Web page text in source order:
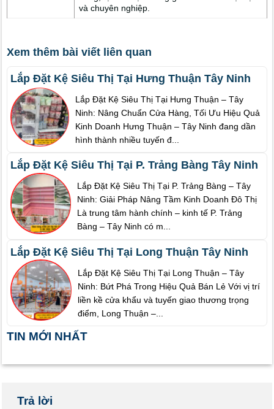
và chuyên nghiệp.
Xem thêm bài viết liên quan
Lắp Đặt Kệ Siêu Thị Tại Hưng Thuận Tây Ninh
Lắp Đặt Kệ Siêu Thị Tại Hưng Thuận – Tây
Ninh: Nâng Chuẩn Cửa Hàng, Tối Ưu Hiệu Quả
Kinh Doanh Hưng Thuận – Tây Ninh đang dần
hình thành nhiều tuyến đ...
Lắp Đặt Kệ Siêu Thị Tại P. Trảng Bàng Tây Ninh
Lắp Đặt Kệ Siêu Thị Tại P. Trảng Bàng – Tây
Ninh: Giải Pháp Nâng Tầm Kinh Doanh Đô Thị
Là trung tâm hành chính – kinh tế P. Trảng
Bàng – Tây Ninh có m...
Lắp Đặt Kệ Siêu Thị Tại Long Thuận Tây Ninh
Lắp Đặt Kệ Siêu Thị Tại Long Thuận – Tây
Ninh: Bứt Phá Trong Hiệu Quả Bán Lẻ Với vị trí
liền kề cửa khẩu và tuyến giao thương trọng
điểm, Long Thuận –...
TIN MỚI NHẤT
Trả lời